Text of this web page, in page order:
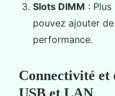
Slots DIMM :
pouvez ajouter de
performance.
Connectivité et